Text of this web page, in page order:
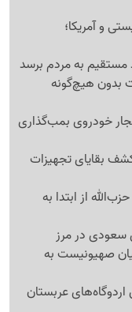
و آمریکا؛
مستقیم به مردم برسد
بدون هیچ‌گونه
خودروی بمب‌گذاری
بقایای تجهیزات
از ابتدا به
سعودی در مرز
صهیونیست به
عربستان